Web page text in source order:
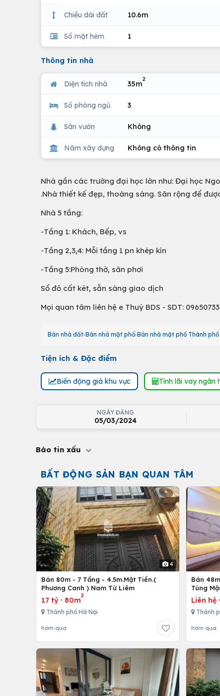
Chiều dài đất 10.6m
Số mặt hẻm 1
Thông tin nhà
Diện tích nhà 35m
2
Số phòng ngủ 3
Sân vườn Không
Năm xây dựng Không có thông tin
Nhà gần các trường đại học lớn như: Đại học
.Nhà thiết kế đẹp, thoáng sáng. Sân rộng để
Nhà 5 tầng:
-Tầng 1: Khách, Bếp, vs
-Tầng 2,3,4: Mỗi tầng 1 pn khép kín
-Tầng 5:Phòng thờ, sân phơi
Sổ đỏ cất két, sẵn sàng giao dịch
Mọi quan tâm liên hệ e Thuý BDS - SDT:
Bán nhà đất Bán nhà mặt phố Bán nhà mặt phố Thành phố
Tiện ích & Đặc điểm
Biến động giá khu vực Tính lãi vay ngân
NGÀY ĐĂNG
05/03/2024
Báo tin xấu
BẤT ĐỘNG SẢN BẠN QUAN TÂM
4
Bán 80m - 7 Tầng - 4.5m.Mặt Tiền.(
Phương Canh ) Nam Từ Liêm
17 tỷ · 80m
2
Thành phố Hà Nội
hôm qua
Bán
Tùng
Liên hệ
Thành
hôm qua